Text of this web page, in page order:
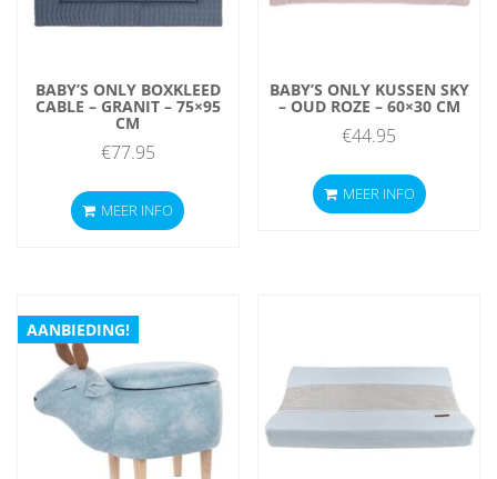
BABY’S ONLY BOXKLEED
CABLE – GRANIT – 75×95
CM
€77.95
MEER INFO
BABY’S ONLY KUSSEN SKY
– OUD ROZE – 60×30 CM
€44.95
MEER INFO
AANBIEDING!